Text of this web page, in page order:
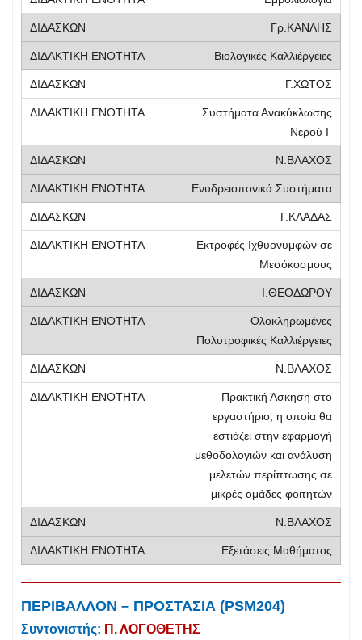
Γρ.ΚΑΝΛΗΣ
Βιολογικές Καλλιέργειες
Γ.ΧΩΤΟΣ
Συστήματα Ανακύκλωσης
Νερού Ι
Ν.ΒΛΑΧΟΣ
Ενυδρειοπονικά Συστήματα
Γ.ΚΛΑΔΑΣ
Εκτροφές Ιχθυονυμφών σε
Μεσόκοσμους
Ι.ΘΕΟΔΩΡΟΥ
Ολοκληρωμένες
Πολυτροφικές Καλλιέργειες
Ν.ΒΛΑΧΟΣ
Πρακτική Άσκηση στο
εργαστήριο, η οποία θα
εστιάζει στην εφαρμογή
μεθοδολογιών και ανάλυση
μελετών περίπτωσης σε
μικρές ομάδες φοιτητών
Ν.ΒΛΑΧΟΣ
Εξετάσεις Μαθήματος
ΠΕΡΙΒΑΛΛΟΝ – ΠΡΟΣΤΑΣΙΑ (PSM204)
Συντονιστής: Π. ΛΟΓΟΘΕΤΗΣ